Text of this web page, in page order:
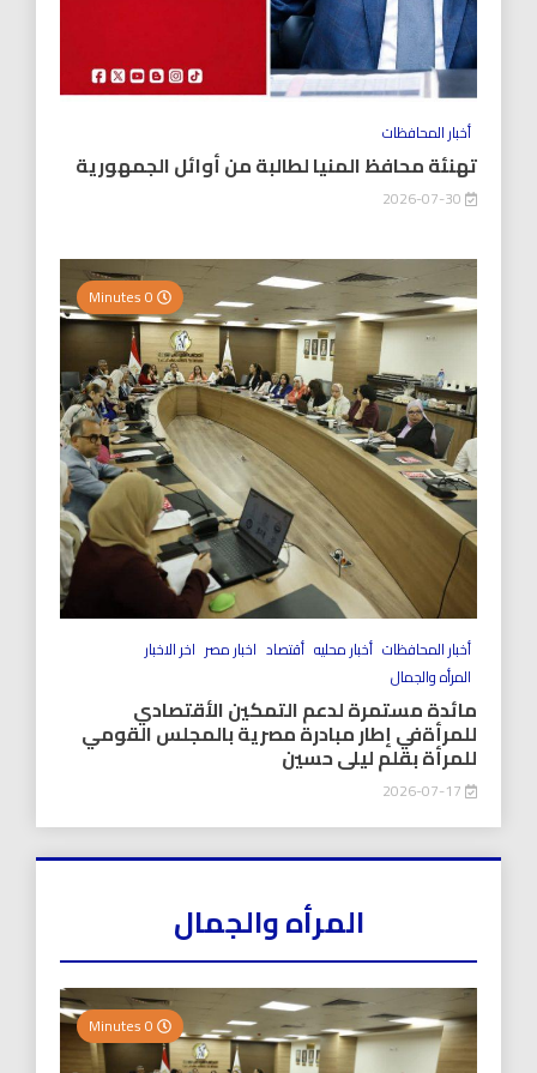
أخبار المحافظات
تهنئة محافظ المنيا لطالبة من أوائل الجمهورية
أخبار المحافظات أخبار محليه أقتصاد اخبار مصر اخر الاخبار
المرأه والجمال
مائدة مستمرة لدعم التمكين الأقتصادي
للمرأةفي إطار مبادرة مصرية بالمجلس القومي
للمرأة بقلم ليلى حسين
المرأه والجمال